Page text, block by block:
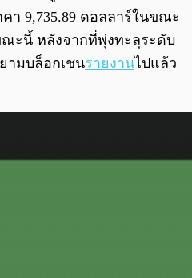
า 9,735.89 ดอลลาร์ในขณะ
ะนี้ หลังจากที่พุ่งทะลุระดับ
ามบล็อกเชนรายงานไปแล้ว